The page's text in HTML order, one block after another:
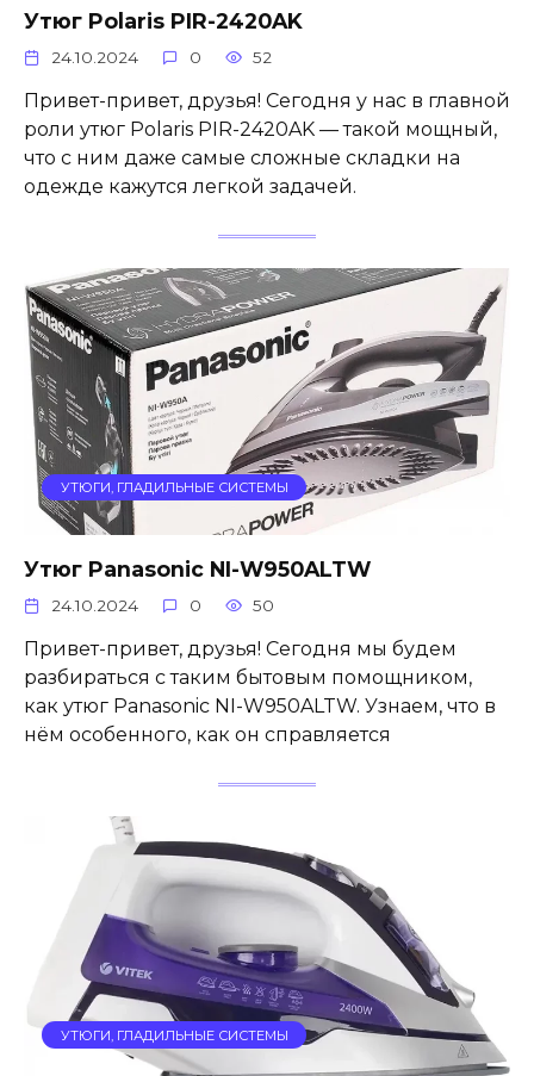
Утюг Polaris PIR-2420AK
24.10.2024 0 52
Привет-привет, друзья! Сегодня у нас в главной
роли утюг Polaris PIR-2420AK — такой мощный,
что с ним даже самые сложные складки на
одежде кажутся легкой задачей.
УТЮГИ, ГЛАДИЛЬНЫЕ СИСТЕМЫ
Утюг Panasonic NI-W950ALTW
24.10.2024 0 50
Привет-привет, друзья! Сегодня мы будем
разбираться с таким бытовым помощником,
как утюг Panasonic NI-W950ALTW. Узнаем, что в
нём особенного, как он справляется
УТЮГИ, ГЛАДИЛЬНЫЕ СИСТЕМЫ